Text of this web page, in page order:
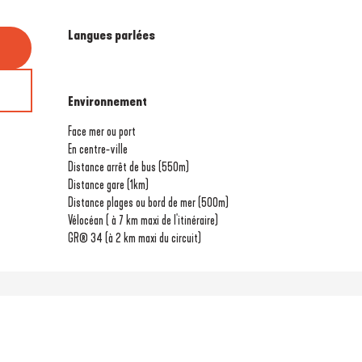
Langues parlées
Langues parlées
Environnement
Environnement
Face mer ou port
En centre-ville
Distance arrêt de bus (550m)
Distance gare (1km)
Distance plages ou bord de mer(500m)
Vélocéan ( à 7 km maxi de l'itinéraire)
GR® 34 (à 2 km maxi du circuit)